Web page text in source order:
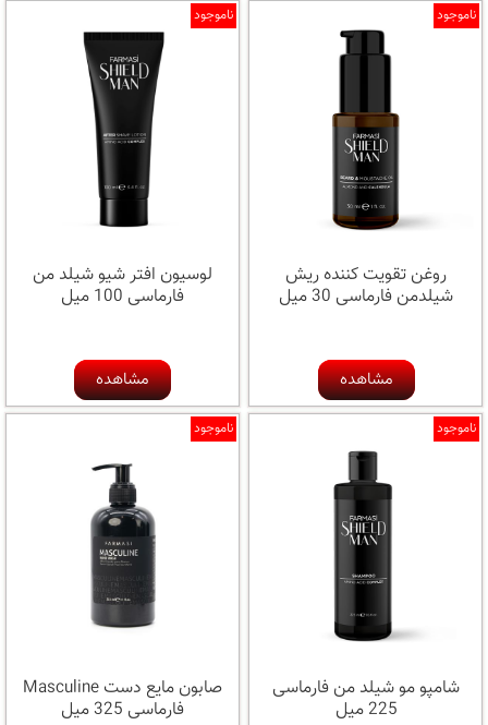
ناموجود
روغن تقویت کننده ریش
شیلدمن فارماسی 30 میل
مشاهده
ناموجود
لوسیون افتر شیو شیلد من
فارماسی 100 میل
مشاهده
ناموجود
شامپو مو شیلد من فارماسی
225 میل
ناموجود
صابون مایع دست Masculine
فارماسی 325 میل